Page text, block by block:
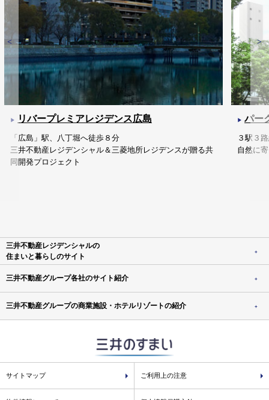
リバープレミアレジデンス広島
「広島」駅、八丁堀へ徒歩８分
三井不動産レジデンシャル＆三菱地所レジデンスが贈る共
同開発プロジェクト
パー
３駅３
自然に
三井不動産レジデンシャルの
住まいと暮らしのサイト
三井不動産グループ各社のサイト紹介
三井不動産グループの商業施設・ホテルリゾートの紹介
サイトマップ ご利用上の注意